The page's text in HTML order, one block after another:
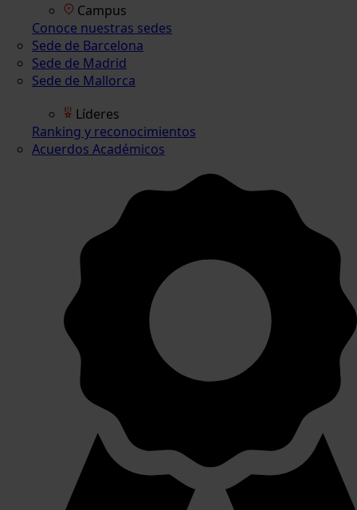
Campus
Conoce nuestras sedes
Sede de Barcelona
Sede de Madrid
Sede de Mallorca
Líderes
Ranking y reconocimientos
Acuerdos Académicos